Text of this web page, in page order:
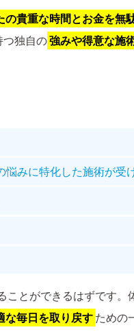
の貴重な時間とお金を無
つ独自の強みや得意な施
みに特化した施術が受
ことができるはずです
な毎日を取り戻す ための